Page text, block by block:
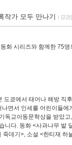
작가 모두 만나기 ｌ [2
화 시리즈와 함께한 75
도쿄에서 태어나 해방 직
나면서 인세를 어린이들
독교아동문학상을 받았
니다. 동화 <사과나무 밭
죽데기>, 소설 <한티재 하